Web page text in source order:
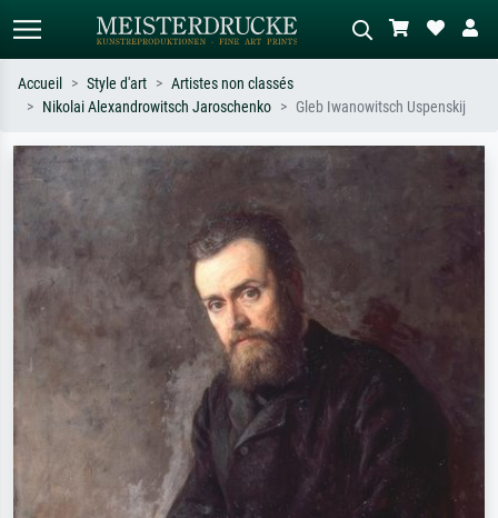
Recherchez par artiste, titre ou style –
ex. Monet, Nuit étoilée,
impressionnisme, vague de Hokusai,
Décrivez la scène – ex. prairie verte,
abstrait avec beaucoup de rouge,
tableau sombre, nu debout près d'un
Accueil Style d'art
Artistes non classés
Nikolai Alexandrowitsch Jaroschenko
Gleb Iwanowitsch Uspenskij